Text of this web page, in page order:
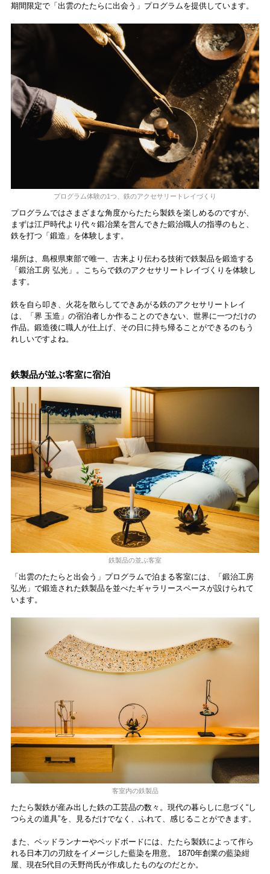
期間限定で「出雲のたたらに出会う」プログラムを提供しています。
プログラム体験の1つ、鉄のアクセサリートレイづくり
プログラムではさまざまな角度からたたら製鉄を楽しめるのですが、
まずは江戸時代より代々鍛冶業を営んできた鍛治職人の指導のもと、
鉄を打つ「鍛造」を体験します。
場所は、島根県東部で唯一、古来より伝わる技術で鉄製品を鍛造する
「鍛治工房 弘光」。こちらで鉄のアクセサリートレイづくりを体験し
ます。
鉄を自ら叩き、火花を散らしてできあがる鉄のアクセサリートレイ
は、「界 玉造」の宿泊者しか作ることのできない、世界に一つだけの
作品。鍛造後に職人が仕上げ、その日に持ち帰ることができるのもう
れしいですよね。
鉄製品が並ぶ客室に宿泊
鉄製品の並ぶ客室
「出雲のたたらと出会う」プログラムで泊まる客室には、「鍛治工房
弘光」で鍛造された鉄製品を並べたギャラリースペースが設けられて
います。
客室内の鉄製品
たたら製鉄が産み出した鉄の工芸品の数々。現代の暮らしに息づく“し
つらえの道具”を、見るだけでなく、ふれて、感じることができます。
また、ベッドランナーやベッドボードには、たたら製鉄によって作ら
れる日本刀の刃紋をイメージした藍染を用意。 1870年創業の藍染紺
屋、現在5代目の天野尚氏が作成したものなのだとか。